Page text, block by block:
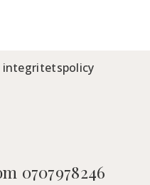
integritetspolicy
0707978246